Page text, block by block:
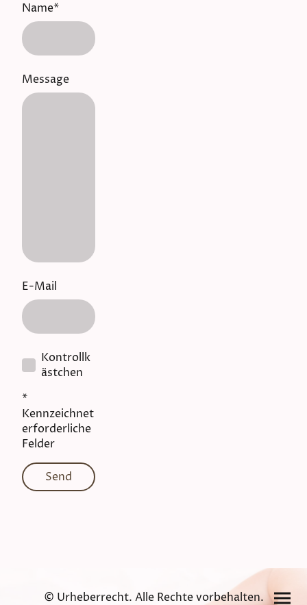
Name*
Message
E-Mail
Kontrollk
ästchen
*
Kennzeichnet
erforderliche
Felder
Send
© Urheberrecht. Alle Rechte vorbehalten.